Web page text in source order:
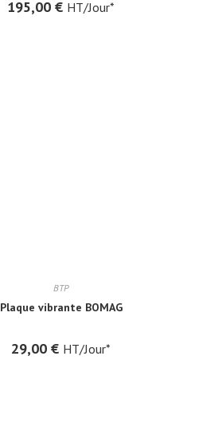
195,00 € HT/Jour*
BTP
Plaque vibrante BOMAG
29,00 € HT/Jour*